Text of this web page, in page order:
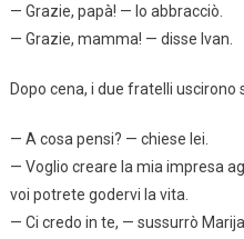
— Grazie, papà! — lo abbracciò.
— Grazie, mamma! — disse Ivan.
Dopo cena, i due fratelli uscirono
— A cosa pensi? — chiese lei.
— Voglio creare la mia impresa
voi potrete godervi la vita.
— Ci credo in te, — sussurrò